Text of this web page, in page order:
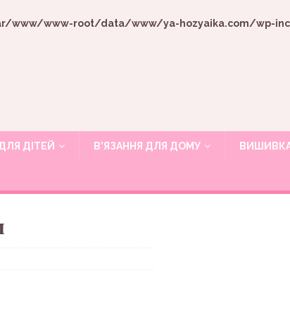
www/www-root/data/www/ya-hozyaika.com/wp-
ДІТЕЙ В’ЯЗАННЯ ДЛЯ ДОМУ